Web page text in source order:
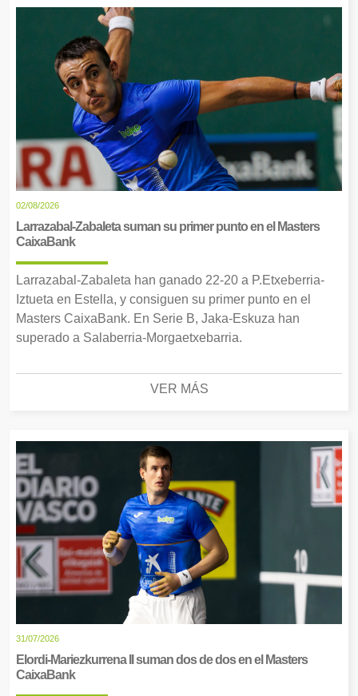
02/08/2026
Larrazabal-Zabaleta suman su primer punto en el Masters
CaixaBank
Larrazabal-Zabaleta han ganado 22-20 a P.Etxeberria-
Iztueta en Estella, y consiguen su primer punto en el
Masters CaixaBank. En Serie B, Jaka-Eskuza han
superado a Salaberria-Morgaetxebarria.
VER MÁS
31/07/2026
Elordi-Mariezkurrena II suman dos de dos en el Masters
CaixaBank